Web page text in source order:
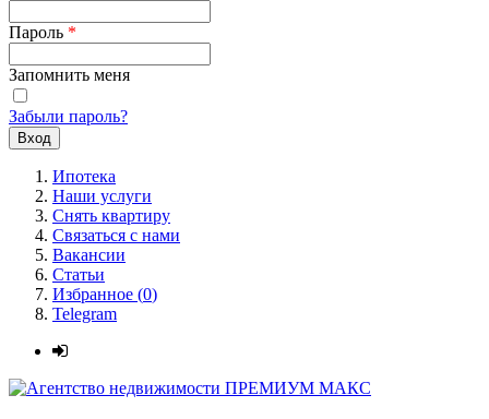
Пароль *
Запомнить меня
Забыли пароль?
Ипотека
Наши услуги
Снять квартиру
Связаться с нами
Вакансии
Статьи
Избранное (0)
Telegram
ПРЕМИУМ МАКС